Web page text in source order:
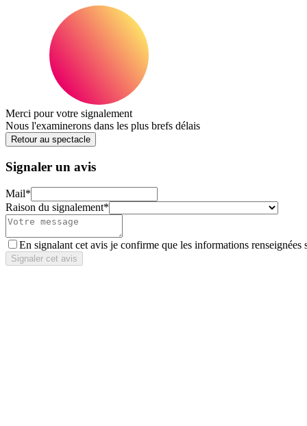
Merci pour votre signalement
Nous l'examinerons dans les plus brefs délais
Retour au spectacle
Signaler un avis
Mail*
Raison du signalement*
En signalant cet avis je confirme que les informations renseignées
Signaler cet avis